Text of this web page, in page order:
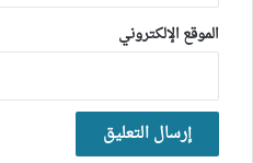
الموقع الإلكتروني